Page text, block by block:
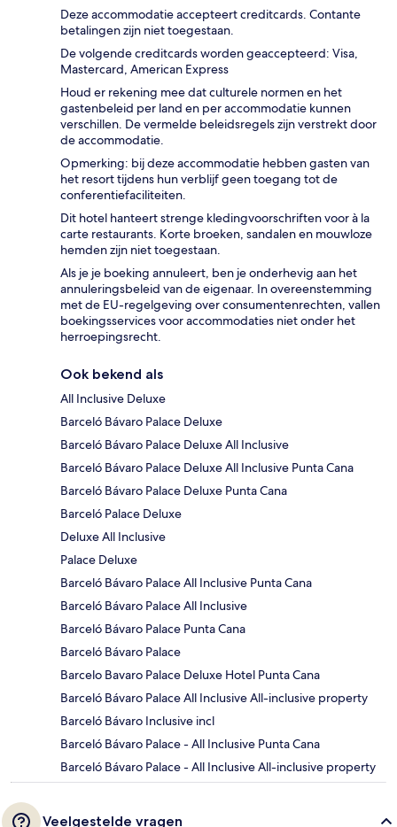
Deze accommodatie accepteert creditcards. Contante
betalingen zijn niet toegestaan.
De volgende creditcards worden geaccepteerd: Visa,
Mastercard, American Express
Houd er rekening mee dat culturele normen en het
gastenbeleid per land en per accommodatie kunnen
verschillen. De vermelde beleidsregels zijn verstrekt door
de accommodatie.
Opmerking: bij deze accommodatie hebben gasten van
het resort tijdens hun verblijf geen toegang tot de
conferentiefaciliteiten.
Dit hotel hanteert strenge kledingvoorschriften voor à la
carte restaurants. Korte broeken, sandalen en mouwloze
hemden zijn niet toegestaan.
Als je je boeking annuleert, ben je onderhevig aan het
annuleringsbeleid van de eigenaar. In overeenstemming
met de EU-regelgeving over consumentenrechten, vallen
boekingsservices voor accommodaties niet onder het
herroepingsrecht.
Ook bekend als
All Inclusive Deluxe
Barceló Bávaro Palace Deluxe
Barceló Bávaro Palace Deluxe All Inclusive
Barceló Bávaro Palace Deluxe All Inclusive Punta Cana
Barceló Bávaro Palace Deluxe Punta Cana
Barceló Palace Deluxe
Deluxe All Inclusive
Palace Deluxe
Barceló Bávaro Palace All Inclusive Punta Cana
Barceló Bávaro Palace All Inclusive
Barceló Bávaro Palace Punta Cana
Barceló Bávaro Palace
Barcelo Bavaro Palace Deluxe Hotel Punta Cana
Barceló Bávaro Palace All Inclusive All-inclusive property
Barceló Bávaro Inclusive incl
Barceló Bávaro Palace - All Inclusive Punta Cana
Barceló Bávaro Palace - All Inclusive All-inclusive property
Veelgestelde vragen